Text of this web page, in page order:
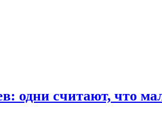
одни считают, что